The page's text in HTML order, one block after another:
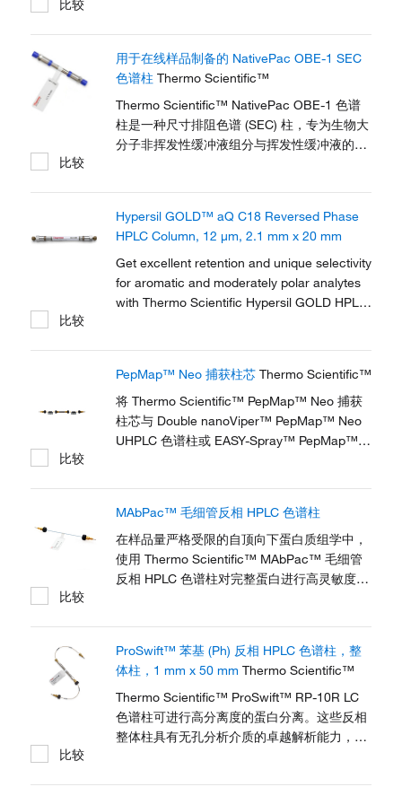
比较
用于在线样品制备的 NativePac OBE-1 SEC
色谱柱 Thermo Scientific™
Thermo Scientific™ NativePac OBE-1 色谱
柱是一种尺寸排阻色谱 (SEC) 柱，专为生物大
分子非挥发性缓冲液组分与挥发性缓冲液的快
度短可将分析时间缩短至 2 分钟以内。色谱柱
内径小使得能够以低流速进行高灵敏度检测，
并极大程度地减少缓冲液用量，缩短时间。
比较
Hypersil GOLD™ aQ C18 Reversed Phase
HPLC Column, 12 μm, 2.1 mm x 20 mm
Get excellent retention and unique selectivity
for aromatic and moderately polar analytes
with Thermo Scientific Hypersil GOLD HPLC
比较
PepMap™ Neo 捕获柱芯 Thermo Scientific™
将 Thermo Scientific™ PepMap™ Neo 捕获
柱芯与 Double nanoViper™ PepMap™ Neo
UHPLC 色谱柱或 EASY-Spray™ PepMap™
nanoViper™ 接头（货号174501和174502）
将捕获柱芯连接至您的 HPLC 系统。
比较
MAbPac™ 毛细管反相 HPLC 色谱柱
在样品量严格受限的自顶向下蛋白质组学中，
使用 Thermo Scientific™ MAbPac™ 毛细管
反相 HPLC 色谱柱对完整蛋白进行高灵敏度
段、变体、抗体药物偶联物 (ADC)、聚乙二醇
化蛋白和双特异性蛋白。这些色谱柱具有出色
的分离度、长使用寿命和低残留。
比较
ProSwift™ 苯基 (Ph) 反相 HPLC 色谱柱，整
体柱，1 mm x 50 mm Thermo Scientific™
Thermo Scientific™ ProSwift™ RP-10R LC
色谱柱可进行高分离度的蛋白分离。这些反相
整体柱具有无孔分析介质的卓越解析能力，并
比较